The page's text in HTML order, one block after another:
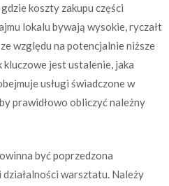
koszty zakupu części
lokalu bywają wysokie, ryczałt
względu na potencjalnie niższe
kluczowe jest ustalenie, jaka
usługi świadczone w
prawidłowo obliczyć należny
być poprzedzona
warsztatu. Należy